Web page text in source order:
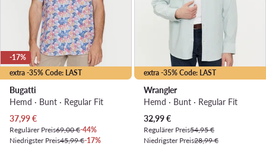
extra -35% Code: LAST
-17%
Bugatti
Hemd · Bunt · Regular Fit
Aktueller Preis
37,99€
Regulärer Preis69,00 €-44%
Niedrigster Preis45,99 €-17%
extra -35% Code: LAST
Wrangler
Hemd · Bunt · Regular Fit
Aktueller Preis
32,99€
Regulärer Preis54,95 €
Niedrigster Preis28,99 €